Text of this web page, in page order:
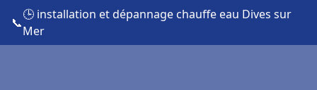
📞
🕒 installation et dépannage chauffe eau Dives sur
Mer